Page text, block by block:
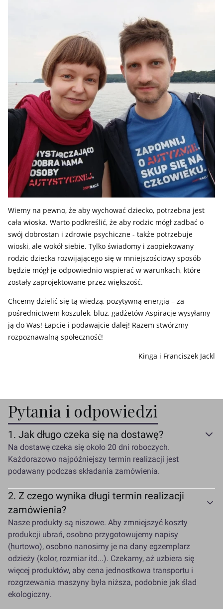
Wiemy na pewno, że aby wychować dziecko, potrzebna jest
cała wioska. Warto podkreślić, że aby rodzic mógł zadbać o
swój dobrostan i zdrowie psychiczne - także potrzebuje
wioski, ale wokół siebie. Tylko świadomy i zaopiekowany
rodzic dziecka rozwijającego się w mniejszościowy sposób
będzie mógł je odpowiednio wspierać w warunkach, które
zostały zaprojektowane przez większość.
Chcemy dzielić się tą wiedzą, pozytywną energią – za
pośrednictwem koszulek, bluz, gadżetów Aspiracje wysyłamy
ją do Was! Łapcie i podawajcie dalej! Razem stwórzmy
rozpoznawalną społeczność!
Kinga i Franciszek Jackl
Pytania i odpowiedzi
1. Jak długo czeka się na dostawę?
Na dostawę czeka się około 20 dni roboczych.
Każdorazowo najpóźniejszy termin realizacji jest
podawany podczas składania zamówienia.
2. Z czego wynika długi termin realizacji
zamówienia?
Nasze produkty są niszowe. Aby zmniejszyć koszty
produkcji ubrań, osobno przygotowujemy napisy
(hurtowo), osobno nanosimy je na dany egzemplarz
odzieży (kolor, rozmiar itd...). Czekamy, aż uzbiera się
więcej produktów, aby cena jednostkowa transportu i
rozgrzewania maszyny była niższa, podobnie jak ślad
ekologiczny.